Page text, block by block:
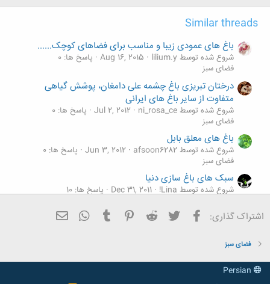
Similar threads
باغ های عمودی زیبا و مناسب برای فضاهای کوچک......
شروع شده توسط lilium.y Aug 16, 2015 پاسخ ها: 0
فضای سبز
درختان تبریزی باغ چشمه علی دامغان، پوشش گیاهی
متفاوت از سایر باغ های ایرانی
شروع شده توسط ni_rosa_ce Jul 2, 2012 پاسخ ها: 0
فضای سبز
باغ های معلق بابل
شروع شده توسط afsoon6282 Jun 3, 2012 پاسخ ها: 0
فضای سبز
سبک های باغ سازی دنیا
شروع شده توسط Lina! Dec 31, 2011
پاسخ ها: 10
معرفی باغ های دنیـــا
فضای سبز
اشتراک گذاری: فیسبوک تویتر Reddit
Pinterest
Tumblr
WhatsApp
فضای سبز